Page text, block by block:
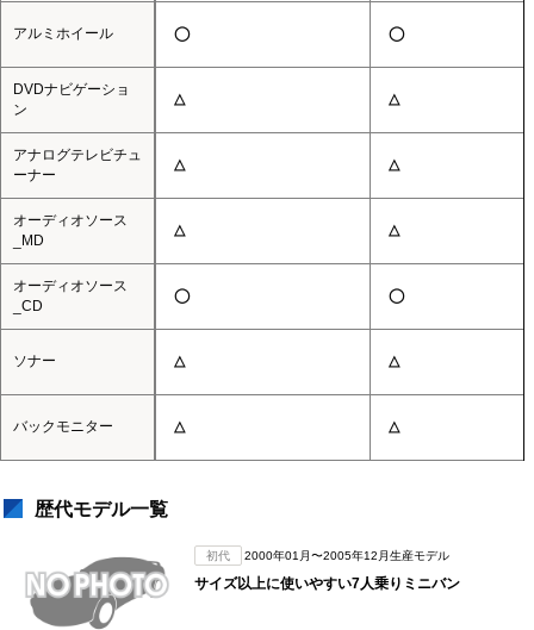
アルミホイール
DVDナビゲーショ
ン
アナログテレビチュ
ーナー
オーディオソース
_MD
オーディオソース
_CD
ソナー
バックモニター
◯ ◯
△ △
△ △
△ △
◯ ◯
△ △
△ △
歴代モデル一覧
初代 2000年01月〜2005年12月生産モデル
サイズ以上に使いやすい7人乗りミニバン